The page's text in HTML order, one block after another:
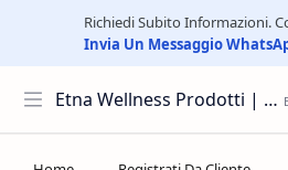
Richiedi Subito Informazioni.
Invia Un Messaggio
Etna Wellness Prodotti | Distributore Elite Group